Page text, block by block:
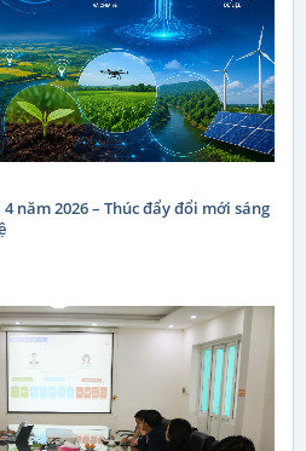
năm 2026 – Thúc đẩy đổi mới sáng